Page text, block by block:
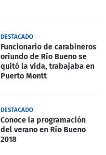
DESTACADO
Funcionario de carabineros
oriundo de Río Bueno se
quitó la vida, trabajaba en
Puerto Montt
DESTACADO
Conoce la programación
del verano en Río Bueno
2018